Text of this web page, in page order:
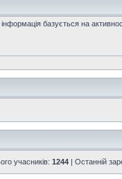
базується на
учасників: 1244 | Останній